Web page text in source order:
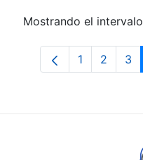
Mostrando el
Página
1 Página
2 3